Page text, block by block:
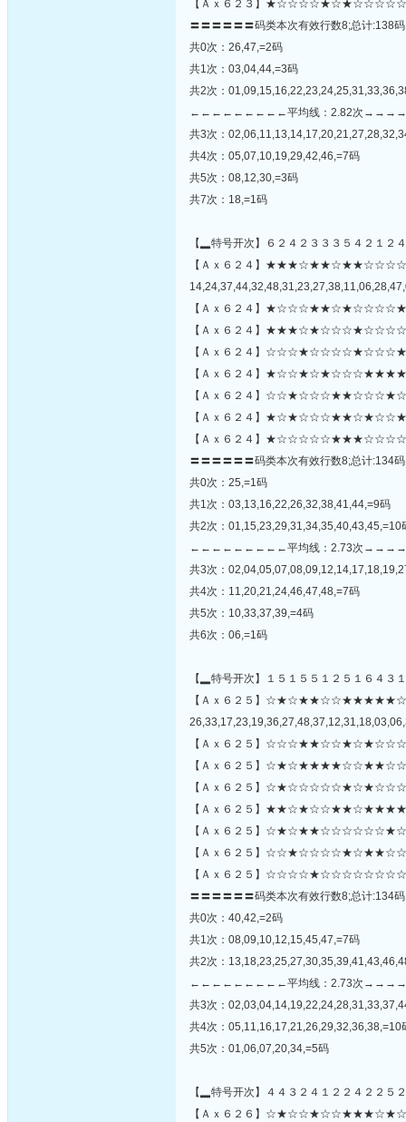
【Ａｘ６２３】
〓〓〓〓〓〓码类本次有效行数8;总计:138
共0次：26,47,=2码
共1次：03,04,44,=3码
共2次：
←←←←←←←←←平均线：2.82次
共3次：
共4次：05,07,10,19,29,42,46,=7码
共5次：08,12,30,=3码
共7次：18,=1码
【▂特号开次】６２４２３３３５４２１２
【Ａｘ６２４】
【Ａｘ６２４】
【Ａｘ６２４】
【Ａｘ６２４】
【Ａｘ６２４】
【Ａｘ６２４】
【Ａｘ６２４】
【Ａｘ６２４】
〓〓〓〓〓〓码类本次有效行数8;总计:134
共0次：25,=1码
共1次：03,13,16,22,26,32,38,41,44,=9码
共2次：01,15,23,29,31,34,35,40,43,45,=10
←←←←←←←←←平均线：2.73次
共3次：
共4次：11,20,21,24,46,47,48,=7码
共5次：10,33,37,39,=4码
共6次：06,=1码
【▂特号开次】１５１５５１２５１６４３
【Ａｘ６２５】
【Ａｘ６２５】
【Ａｘ６２５】
【Ａｘ６２５】
【Ａｘ６２５】
【Ａｘ６２５】
【Ａｘ６２５】
【Ａｘ６２５】
〓〓〓〓〓〓码类本次有效行数8;总计:134
共0次：40,42,=2码
共1次：08,09,10,12,15,45,47,=7码
共2次：
←←←←←←←←←平均线：2.73次
共3次：
共4次：05,11,16,17,21,26,29,32,36,38,=10
共5次：01,06,07,20,34,=5码
【▂特号开次】４４３２４１２２４２２５
【Ａｘ６２６】